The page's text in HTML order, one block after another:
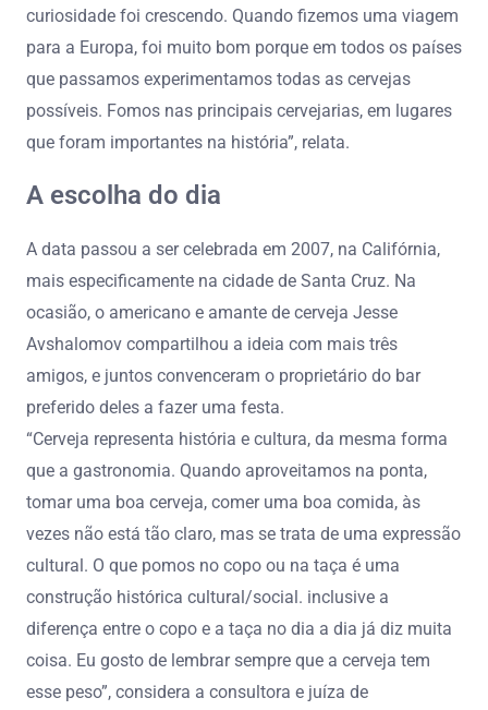
curiosidade foi crescendo. Quando fizemos uma viagem
para a Europa, foi muito bom porque em todos os países
que passamos experimentamos todas as cervejas
possíveis. Fomos nas principais cervejarias, em lugares
que foram importantes na história”, relata.
A escolha do dia
A data passou a ser celebrada em 2007, na Califórnia,
mais especificamente na cidade de Santa Cruz. Na
ocasião, o americano e amante de cerveja Jesse
Avshalomov compartilhou a ideia com mais três
amigos, e juntos convenceram o proprietário do bar
preferido deles a fazer uma festa.
“Cerveja representa história e cultura, da mesma forma
que a gastronomia. Quando aproveitamos na ponta,
tomar uma boa cerveja, comer uma boa comida, às
vezes não está tão claro, mas se trata de uma expressão
cultural. O que pomos no copo ou na taça é uma
construção histórica cultural/social. inclusive a
diferença entre o copo e a taça no dia a dia já diz muita
coisa. Eu gosto de lembrar sempre que a cerveja tem
esse peso”, considera a consultora e juíza de